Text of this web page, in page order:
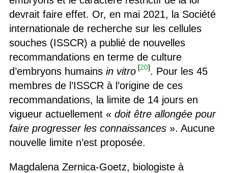
devrait faire effet. Or, en mai 2021, la Société
internationale de recherche sur les cellules
souches (ISSCR) a publié de nouvelles
recommandations en terme de culture
d’embryons humains in vitro [20]. Pour les 45
membres de l’ISSCR à l’origine de ces
recommandations, la limite de 14 jours en
vigueur actuellement « doit être allongée pour
faire progresser les connaissances». Aucune
nouvelle limite n’est proposée.
Magdalena Zernica-Goetz, biologiste à